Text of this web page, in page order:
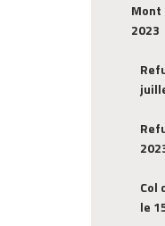
Mont
2023
Col
le